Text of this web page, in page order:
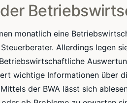
monatlich eine
Allerdings legen
wichtige Informationen über
der BWA lässt sich